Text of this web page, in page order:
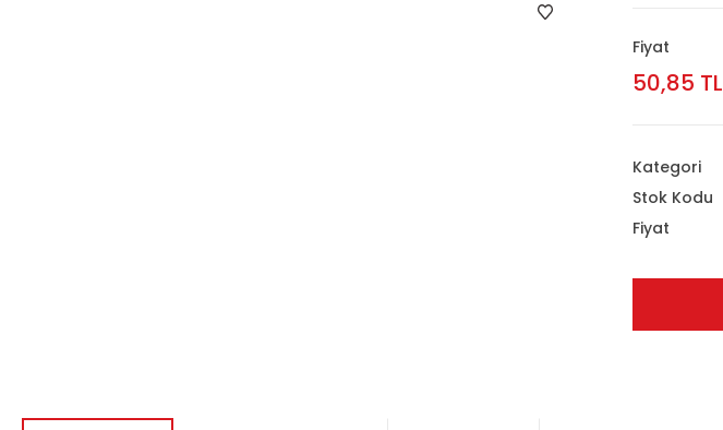
Fiyat
50,85 TL
Kategori
Stok Kodu
Fiyat